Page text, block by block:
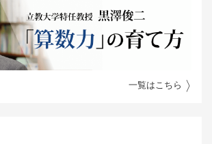
一覧はこちら